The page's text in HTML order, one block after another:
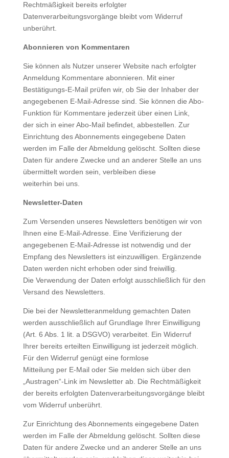
Rechtmäßigkeit bereits erfolgter
Datenverarbeitungsvorgänge bleibt vom Widerruf
unberührt.
Abonnieren von Kommentaren
Sie können als Nutzer unserer Website nach erfolgter
Anmeldung Kommentare abonnieren. Mit einer
Bestätigungs-E-Mail prüfen wir, ob Sie der Inhaber der
angegebenen E-Mail-Adresse sind. Sie können die Abo-
Funktion für Kommentare jederzeit über einen Link,
der sich in einer Abo-Mail befindet, abbestellen. Zur
Einrichtung des Abonnements eingegebene Daten
werden im Falle der Abmeldung gelöscht. Sollten diese
Daten für andere Zwecke und an anderer Stelle an uns
übermittelt worden sein, verbleiben diese
weiterhin bei uns.
Newsletter-Daten
Zum Versenden unseres Newsletters benötigen wir von
Ihnen eine E-Mail-Adresse. Eine Verifizierung der
angegebenen E-Mail-Adresse ist notwendig und der
Empfang des Newsletters ist einzuwilligen. Ergänzende
Daten werden nicht erhoben oder sind freiwillig.
Die Verwendung der Daten erfolgt ausschließlich für den
Versand des Newsletters.
Die bei der Newsletteranmeldung gemachten Daten
werden ausschließlich auf Grundlage Ihrer Einwilligung
(Art. 6 Abs. 1 lit. a DSGVO) verarbeitet. Ein Widerruf
Ihrer bereits erteilten Einwilligung ist jederzeit möglich.
Für den Widerruf genügt eine formlose
Mitteilung per E-Mail oder Sie melden sich über den
„Austragen“-Link im Newsletter ab. Die Rechtmäßigkeit
der bereits erfolgten Datenverarbeitungsvorgänge bleibt
vom Widerruf unberührt.
Zur Einrichtung des Abonnements eingegebene Daten
werden im Falle der Abmeldung gelöscht. Sollten diese
Daten für andere Zwecke und an anderer Stelle an uns